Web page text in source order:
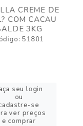
CREME DE
COM CACAU
3KG
51801
seu login
ou
se
ver preços
e comprar